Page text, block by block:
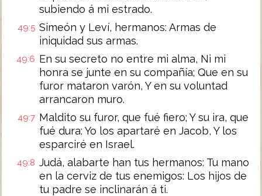
subiendo á mi estrado.
49:5 Simeón y Leví, hermanos: Armas de
iniquidad sus armas.
49:6 En su secreto no entre mi alma, Ni mi
honra se junte en su compañía; Que en su
furor mataron varón, Y en su voluntad
arrancaron muro.
49:7 Maldito su furor, que fué fiero; Y su ira, que
fué dura: Yo los apartaré en Jacob, Y los
esparciré en Israel.
49:8 Judá, alabarte han tus hermanos: Tu mano
en la cerviz de tus enemigos: Los hijos de
tu padre se inclinarán á ti.